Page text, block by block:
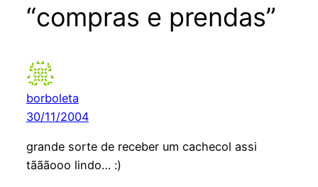
“compras e prendas”
borboleta
30/11/2004
grande sorte de receber um cachecol assi
tãããooo lindo… :)